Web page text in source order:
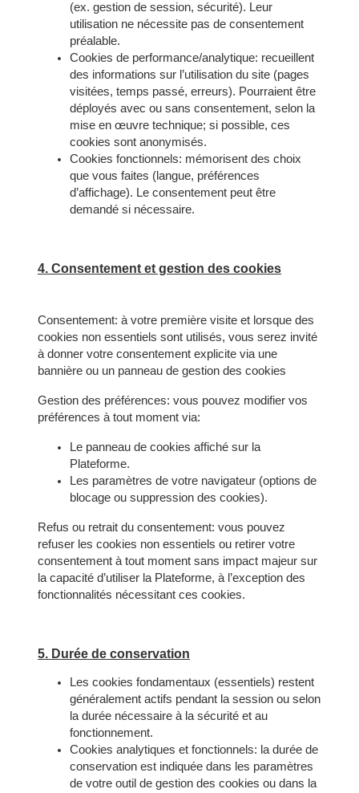
(ex. gestion de session, sécurité). Leur
utilisation ne nécessite pas de consentement
préalable.
Cookies de performance/analytique: recueillent
des informations sur l’utilisation du site (pages
visitées, temps passé, erreurs). Pourraient être
déployés avec ou sans consentement, selon la
mise en œuvre technique; si possible, ces
cookies sont anonymisés.
Cookies fonctionnels: mémorisent des choix
que vous faites (langue, préférences
d’affichage). Le consentement peut être
demandé si nécessaire.
4. Consentement et gestion des cookies
Consentement: à votre première visite et lorsque des
cookies non essentiels sont utilisés, vous serez invité
à donner votre consentement explicite via une
bannière ou un panneau de gestion des cookies
Gestion des préférences: vous pouvez modifier vos
préférences à tout moment via:
Le panneau de cookies affiché sur la
Plateforme.
Les paramètres de votre navigateur (options de
blocage ou suppression des cookies).
Refus ou retrait du consentement: vous pouvez
refuser les cookies non essentiels ou retirer votre
consentement à tout moment sans impact majeur sur
la capacité d’utiliser la Plateforme, à l’exception des
fonctionnalités nécessitant ces cookies.
5. Durée de conservation
Les cookies fondamentaux (essentiels) restent
généralement actifs pendant la session ou selon
la durée nécessaire à la sécurité et au
fonctionnement.
Cookies analytiques et fonctionnels: la durée de
conservation est indiquée dans les paramètres
de votre outil de gestion des cookies ou dans la